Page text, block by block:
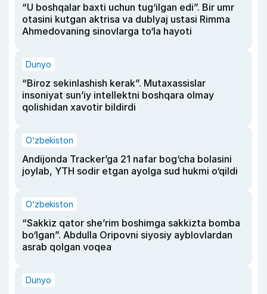
“U boshqalar baxti uchun tug‘ilgan edi”. Bir umr
otasini kutgan aktrisa va dublyaj ustasi Rimma
Ahmedovaning sinovlarga to‘la hayoti
Dunyo
“Biroz sekinlashish kerak”. Mutaxassislar
insoniyat sun’iy intellektni boshqara olmay
qolishidan xavotir bildirdi
O‘zbekiston
Andijonda Tracker’ga 21 nafar bog‘cha bolasini
joylab, YTH sodir etgan ayolga sud hukmi o‘qildi
O‘zbekiston
“Sakkiz qator she’rim boshimga sakkizta bomba
bo‘lgan”. Abdulla Oripovni siyosiy ayblovlardan
asrab qolgan voqea
Dunyo